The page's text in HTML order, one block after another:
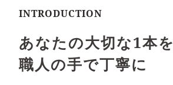
INTRODUCTION
あなたの大切な1本を
職人の手で丁寧に